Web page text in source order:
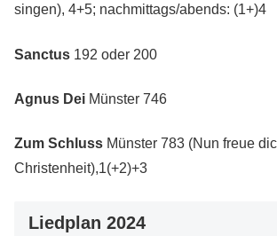
singen), 4+5; nachmittags/abends: (1+)4
Sanctus 192 oder 200
Agnus Dei Münster 746
Zum Schluss Münster 783 (Nun freue
Christenheit),1(+2)+3
Liedplan 2024